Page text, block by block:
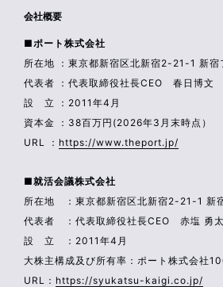
会社概要
■ポート株式会社
所在地 ：東京都新宿区北新宿2-21-1 新宿
代表者 ：代表取締役社長CEO 春日博文
設 立 ：2011年4月
資本金 ：38百万円(2026年3月末時点）
URL ： https://www.theport.jp/
■就活会議株式会社
所在地 ：東京都新宿区北新宿2-21-1 新
代表者 ：代表取締役社長CEO 赤塩 勇太
設 立 ：2011年4月
大株主構成及び所有率：ポート株式会社
URL： https://syukatsu-kaigi.co.jp/